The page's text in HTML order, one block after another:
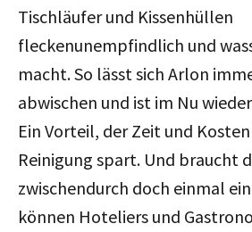
Tischläufer und Kissenhüllen
fleckenunempfindlich und
macht. So lässt sich Arlon
abwischen und ist im Nu
Ein Vorteil, der Zeit und
Reinigung spart. Und braucht
zwischendurch doch einmal
können Hoteliers und